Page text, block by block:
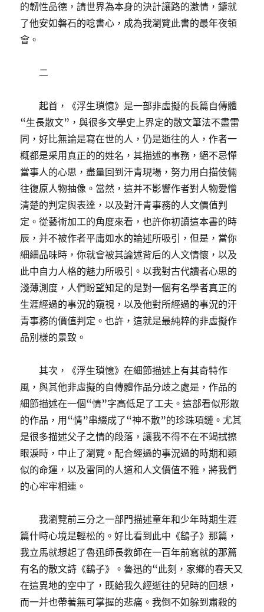
的韌性品德，請世界為本身的決計讓路的激情，鑄就
了他安如磐石的唸書心，成為我瀏覽此書的最年夜領
會。
二
起首，《浮生瑣憶》是一部非虛擬的長篇自傳體
“生長散文”，與很多文學史上界定的散文筆法不盡雷
同，好比無論是寫在世的人，仍是逝往的人，作者一
概都是采用真正的的姓名，其描述的事務，絕不忌憚
當事人的心思，盡量回到汗青現場，努力用白描伎倆
往復原人物抽像。當然，這并不影響作者對人物愛憎
清楚的判定與表達，以及對汗青事務的人文價值判
定。從藝術加工的角度來看，也許你初讀這本書的時
辰，并不被作者平庸如水的論述所吸引，但是，當你
細細品味時，你就會被其論述背后的人文情懷，以及
此中自力人格的魅力所吸引。以我對古代讀者心思的
淺薄測度，人們盼望知足的是對一個有名學者真正的
生涯經過的事況的窺視，以及他對所經過的事況的汗
青事務的價值判定。也許，這就是最純粹的非虛擬作
品別樣的景致。
其次，《浮生瑣憶》在細節描述上有其奇特作
風，與其他非虛擬的自傳體作品分歧之處是，作品的
細節描述在一個“情”字高低足了工夫。這部看似形散
的作品，用“情”串綴成了“神不散”的珍珠項鏈。尤其
是很多描述父子之情的段落，讓我不得不在不竭拭擦
眼淚時，中止了瀏覽。配合經過的事況過的時期和類
似的命運，以及雷同的人道和人文價值不雅，將我們
的心牢牢相連。
我瀏覽前三分之一部門描述童年和少年時期生涯
篇什時心境是輕松的。好比看到此中《鷂子》那篇，
我立馬就想起了魯迅師長教師在一百年前寫就的那篇
有名的散文詩《鷂子》。魯迅的“此刻，家鄉的春天又
在這異地的空中了，既給我久經逝往的兒時的回想，
而一并也帶著無可掌握的悲痛。我倒不如躲到肅殺的